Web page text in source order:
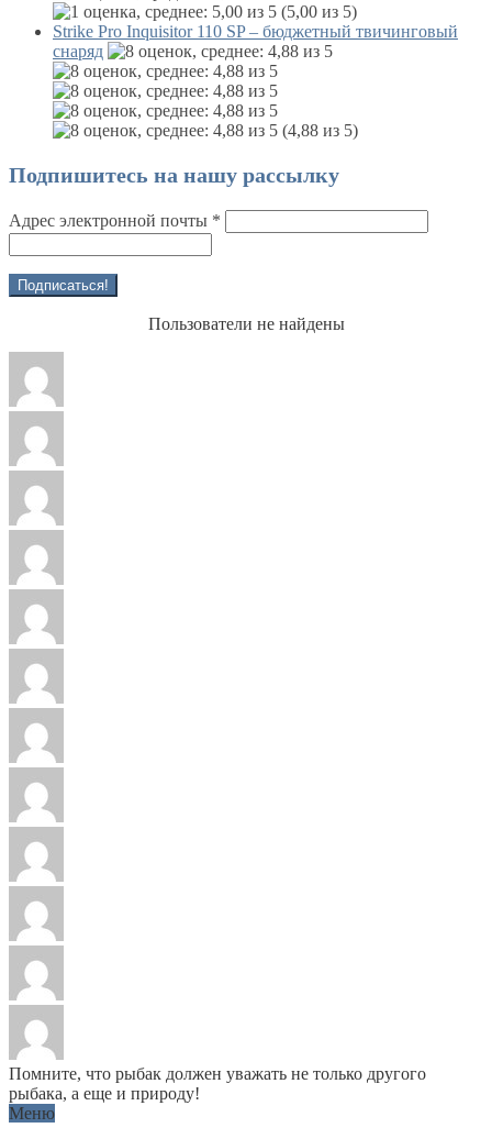
(5,00 из 5)
Strike Pro Inquisitor 110 SP – бюджетный твичинговый
снаряд
(4,88 из 5)
Подпишитесь на нашу рассылку
Адрес электронной почты *
Пользователи не найдены
Помните, что рыбак должен уважать не только другого
рыбака, а еще и природу!
Меню